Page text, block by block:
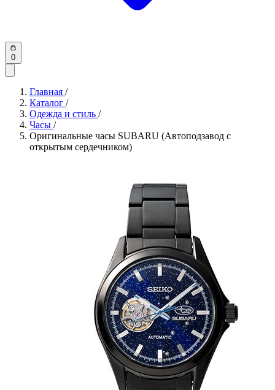
0
Главная /
Каталог /
Одежда и стиль /
Часы /
Оригинальные часы SUBARU (Автоподзавод с
открытым сердечником)